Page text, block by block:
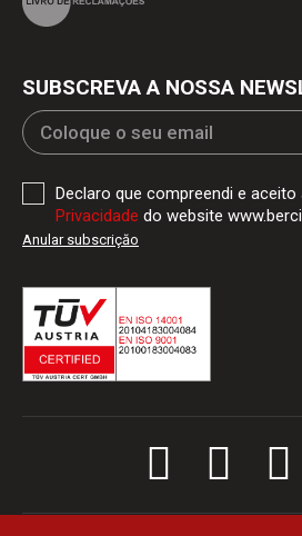
SUBSCREVA A NOSSA
Declaro que compreendi e aceito
Privacidade do website
Anular subscriçăo